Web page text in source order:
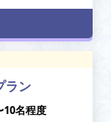
ラン
10名程度